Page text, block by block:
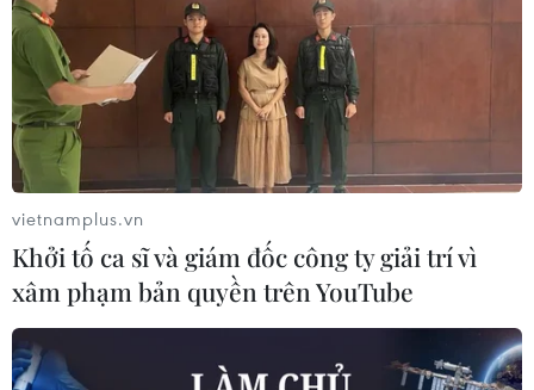
26/06/2017 12:32
Phát biểu sau cuộc hội đàm với Tổng thống Ukraine
Petro Poroshenko ở Paris, Tổng thống Macron nói: "Pháp
ủng hộ chủ quyền của Ukraine với các đường biên giới
đã được công nhận."
vietnamplus.vn
Khởi tố ca sĩ và giám đốc công ty giải trí vì
xâm phạm bản quyền trên YouTube